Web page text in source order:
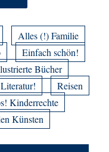
Alles (!) Familie
Einfach schön!
Bücher
Literatur!
Reisen
Kinderrechte
Künsten